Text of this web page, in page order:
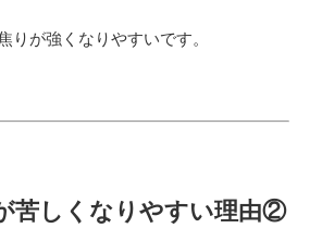
りが強くなりやすいです。
苦しくなりやすい理由②